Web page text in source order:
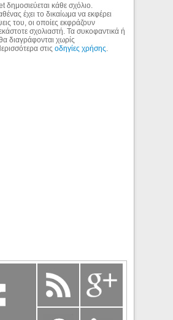
κάθε σχόλιο.
έχει το δικαίωμα να εκφέρει
του, οι οποίες εκφράζουν
σχολιαστή. Τα συκοφαντικά ή
διαγράφονται χωρίς
στιςοδηγίες χρήσης